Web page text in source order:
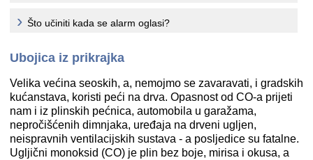
Što učiniti kada se alarm oglasi?
Ubojica iz prikrajka
Velika većina seoskih, a, nemojmo se zavaravati, i gradskih
kućanstava, koristi peći na drva. Opasnost od CO-a prijeti
nam i iz plinskih pećnica, automobila u garažama,
nepročišćenih dimnjaka, uređaja na drveni ugljen,
neispravnih ventilacijskih sustava - a posljedice su fatalne.
Ugljični monoksid (CO) je plin bez boje, mirisa i okusa, a